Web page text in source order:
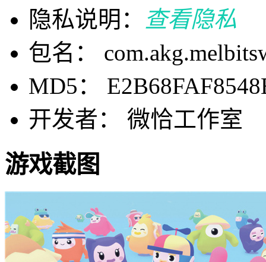
隐私说明：
查看隐私
包名：
MD5：
开发者： 微恰工作室
游戏截图